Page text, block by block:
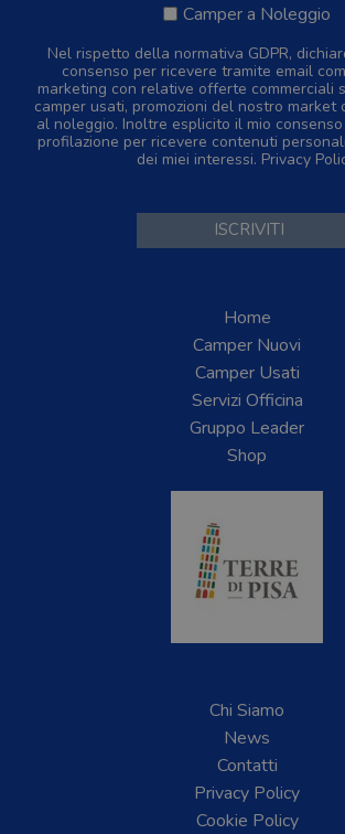
Camper a Noleggio
Nel rispetto della normativa GDPR,
consenso per ricevere tramite email
marketing con relative offerte commerciali
camper usati, promozioni del nostro
al noleggio. Inoltre esplicito il mio
profilazione per ricevere contenuti
dei miei interessi. Privacy
Home
Camper Nuovi
Camper Usati
Servizi Officina
Gruppo Leader
Shop
Chi Siamo
News
Contatti
Privacy Policy
Cookie Policy